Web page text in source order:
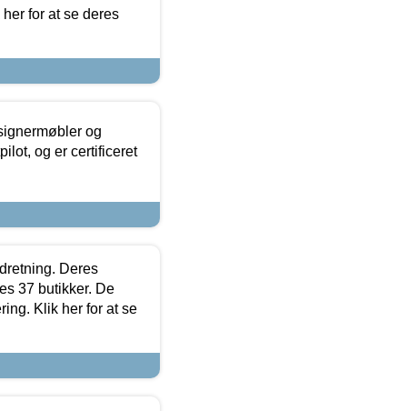
for at se deres
og
og er certificeret
Deres
37 butikker. De
Klik her for at se